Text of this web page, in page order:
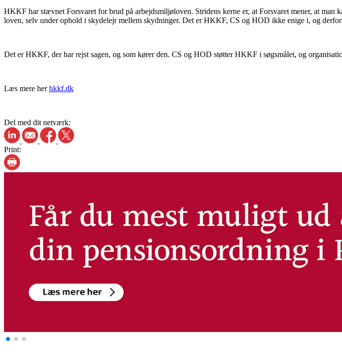
HKKF har stævnet Forsvaret for brud på arbejdsmiljøloven. Stridens kerne er, at Forsvaret mener, at
loven, selv under ophold i skydelejr mellem skydninger. Det er HKKF, CS og HOD ikke enige i, og derfor
Det er HKKF, der har rejst sagen, og som kører den. CS og HOD støtter HKKF i søgsmålet, og
Læs mere herhkkf.dk
Del med dit netværk:
Print: